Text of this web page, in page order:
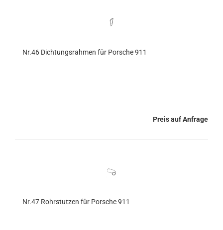
Nr.46 Dichtungsrahmen für Porsche 911
Preis auf Anfrage
Nr.47 Rohrstutzen für Porsche 911